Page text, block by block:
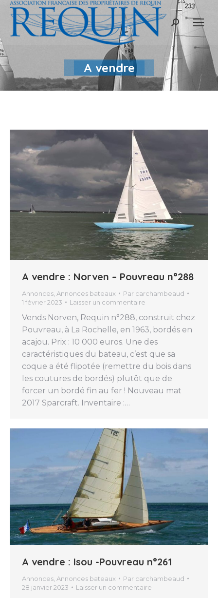
Recherche
A vendre
A vendre : Norven – Pouvreau n°288
Annonces, Annonces bateaux Par carchambeaud
1 février 2023
Laisser un commentaire
Vends Norven, Requin n°288, construit chez
Pouvreau, à La Rochelle, en 1963, bordés en
acajou. Prix : 10 000 euros. Une des
caractéristiques du bateau, c’est que sa
coque a été flipotée (remettre du bois dans
les coutures de bordés) plutôt que de
forcer un bordé fin au fer ! Nouveau mat
2017 Sparcraft. Inventaire :…
A vendre : Isou -Pouvreau n°261
Annonces Annonces bateaux Par carchambeaud
28 janvier 2023
Laisser un commentaire